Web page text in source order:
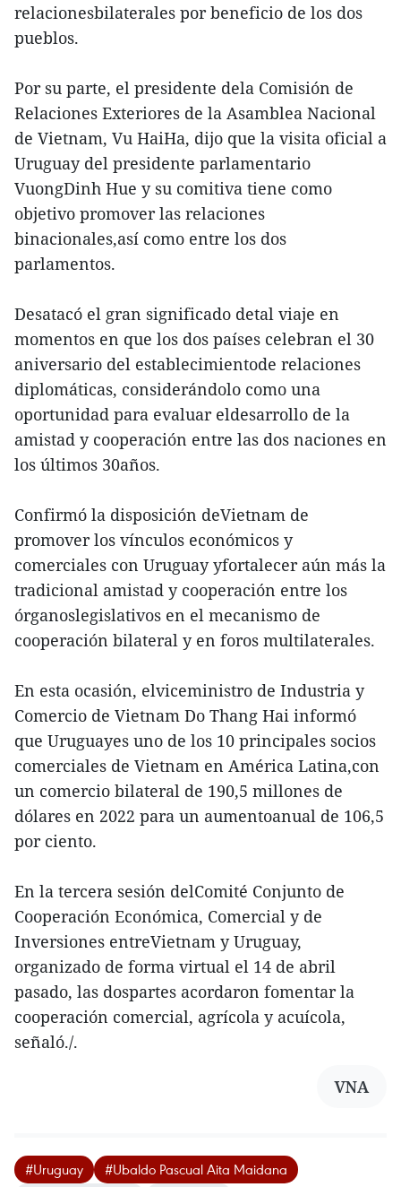
relacionesbilaterales por beneficio de los dos
pueblos.
Por su parte, el presidente dela Comisión de
Relaciones Exteriores de la Asamblea Nacional
de Vietnam, Vu HaiHa, dijo que la visita oficial a
Uruguay del presidente parlamentario
VuongDinh Hue y su comitiva tiene como
objetivo promover las relaciones
binacionales,así como entre los dos
parlamentos.
Desatacó el gran significado detal viaje en
momentos en que los dos países celebran el 30
aniversario del establecimientode relaciones
diplomáticas, considerándolo como una
oportunidad para evaluar eldesarrollo de la
amistad y cooperación entre las dos naciones en
los últimos 30años.
Confirmó la disposición deVietnam de
promover los vínculos económicos y
comerciales con Uruguay yfortalecer aún más la
tradicional amistad y cooperación entre los
órganoslegislativos en el mecanismo de
cooperación bilateral y en foros multilaterales.
En esta ocasión, elviceministro de Industria y
Comercio de Vietnam Do Thang Hai informó
que Uruguayes uno de los 10 principales socios
comerciales de Vietnam en América Latina,con
un comercio bilateral de 190,5 millones de
dólares en 2022 para un aumentoanual de 106,5
por ciento.
En la tercera sesión delComité Conjunto de
Cooperación Económica, Comercial y de
Inversiones entreVietnam y Uruguay,
organizado de forma virtual el 14 de abril
pasado, las dospartes acordaron fomentar la
cooperación comercial, agrícola y acuícola,
señaló./.
VNA
#Uruguay #Ubaldo Pascual Aita Maidana